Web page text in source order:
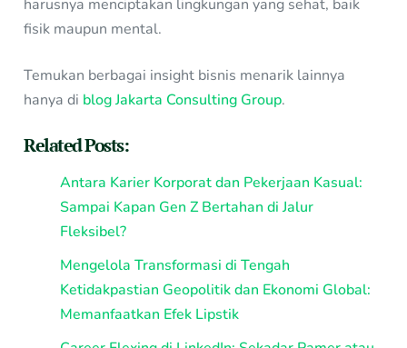
harusnya menciptakan lingkungan yang sehat, baik
fisik maupun mental.
Temukan berbagai insight bisnis menarik lainnya
hanya di blog Jakarta Consulting Group.
Related Posts:
Antara Karier Korporat dan Pekerjaan Kasual:
Sampai Kapan Gen Z Bertahan di Jalur
Fleksibel?
Mengelola Transformasi di Tengah
Ketidakpastian Geopolitik dan Ekonomi Global:
Memanfaatkan Efek Lipstik